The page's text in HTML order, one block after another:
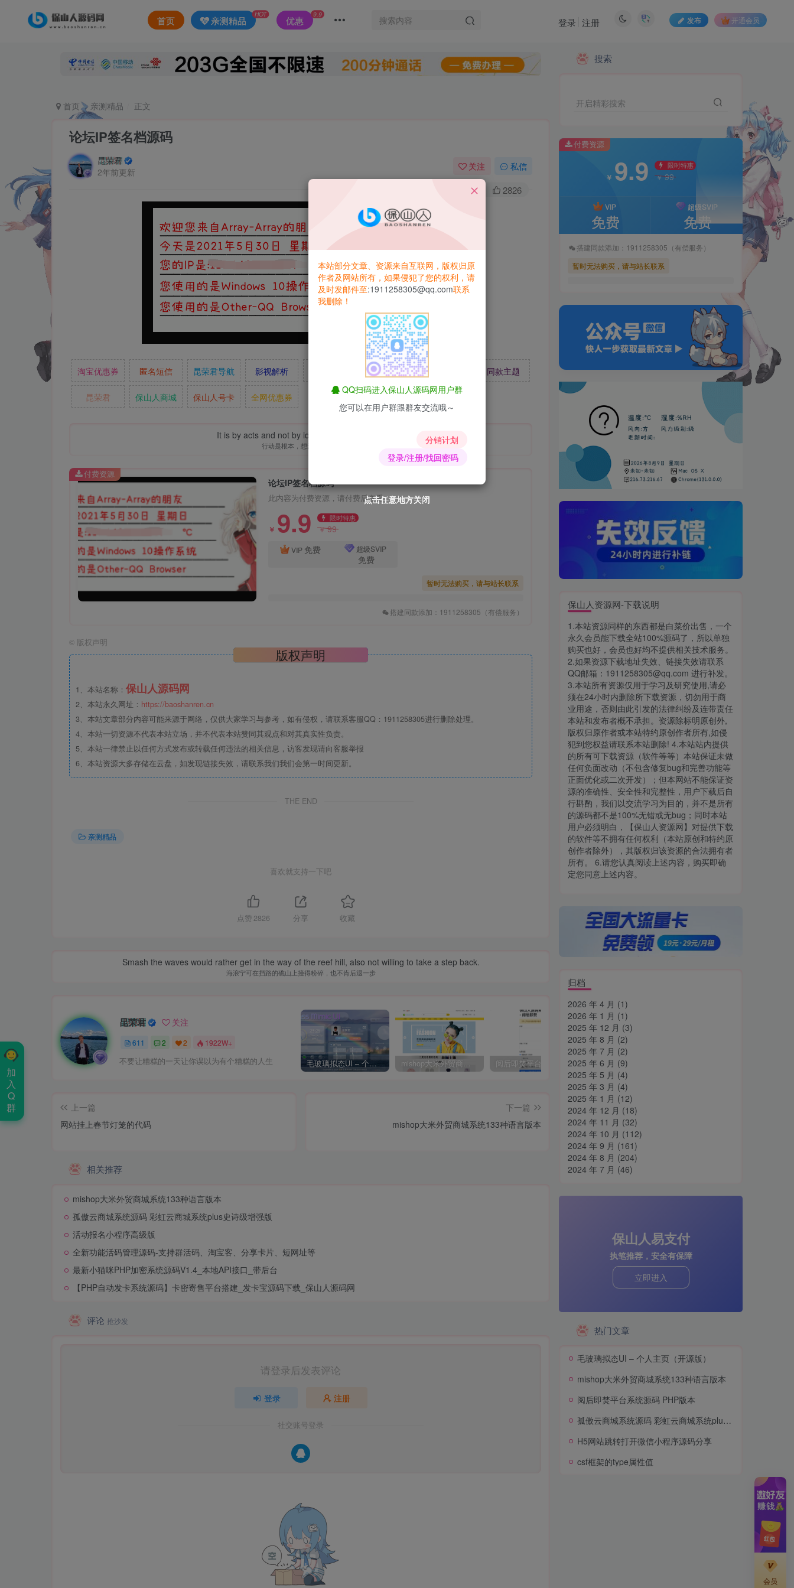
首页 亲测精品
HOT
优惠
9.9
发布 开通会员
登录 注册
首页 亲测精品 正文
论坛IP签名档源码
昆荣君
2年前更新
关注 私信
3.4W+ 2826
淘宝优惠券 匿名短信 昆荣君导航 影视解析 爱情辅导 同款主题
昆荣君 保山人商城 保山人号卡 全网优惠券
It is by acts and not by ideas that people live.
行动是根本，想法锦上添花
论坛IP签名档源码
此内容为付费资源，请付费后查看
￥ 9.9 限时特惠
￥99
VIP 免费 超级SVIP
免费
暂时无法购买，请与站长联系
搭建同款添加：1911258305（有偿服务）
付费资源
© 版权声明
版权声明
1、本站名称： 保山人源码网
2、本站永久网址： https://baoshanren.cn
3、本站文章部分内容可能来源于网络，仅供大家学习与参考，如有侵权，请联系客服QQ：1911258305进行删除处理。
4、本站一切资源不代表本站立场，并不代表本站赞同其观点和对其真实性负责。
5、本站一律禁止以任何方式发布或转载任何违法的相关信息，访客发现请向客服举报
6、本站资源大多存储在云盘，如发现链接失效，请联系我们我们会第一时间更新。
THE END
亲测精品
喜欢就支持一下吧
点赞 2826 分享 收藏
Smash the waves would rather get in the way of the reef hill, also not willing to take a step back.
海浪宁可在挡路的礁山上撞得粉碎，也不肯后退一步
昆荣君 关注
611 2 2 1922W+
不要让糟糕的一天让你误以为有个糟糕的人生 毛玻璃拟态UI – 个人主页（开源版） mishop大米外贸商城系统133种语言版本 阅后即焚平台系统源码 PHP版本
上一篇
网站挂上春节灯笼的代码
下一篇
mishop大米外贸商城系统133种语言版本
相关推荐
mishop大米外贸商城系统133种语言版本
孤傲云商城系统源码 彩虹云商城系统plus史诗级增强版
活动报名小程序高级版
全新功能活码管理源码-支持群活码、淘宝客、分享卡片、短网址等
最新小猫咪PHP加密系统源码V1.4_本地API接口_带后台
【PHP自动发卡系统源码】卡密寄售平台搭建_发卡宝源码下载_保山人源码网
评论 抢沙发
请登录后发表评论
登录 注册
社交账号登录
付费资源
免费 免费
搭建同款添加：1911258305（有偿服务）
暂时无法购买，请与站长联系
搜索
开启精彩搜索
付费资源
￥ 9.9 限时特惠
￥99
VIP
免费
超级SVIP
免费
搭建同款添加：1911258305（有偿服务）
暂时无法购买，请与站长联系
保山人资源网-下载说明
1.本站资源同样的东西都是白菜价出售，一个
永久会员能下载全站100%源码了，所以单独
购买也好，会员也好均不提供相关技术服务。
2.如果资源下载地址失效、链接失效请联系
QQ邮箱：1911258305@qq.com 进行补发。
3.本站所有资源仅用于学习及研究使用,请必
须在24小时内删除所下载资源，切勿用于商
业用途，否则由此引发的法律纠纷及连带责任
本站和发布者概不承担。资源除标明原创外,
版权归原作者或本站特约原创作者所有,如侵
犯到您权益请联系本站删除! 4.本站站内提供
的所有可下载资源（软件等等）本站保证未做
任何负面改动（不包含修复bug和完善功能等
正面优化或二次开发）；但本网站不能保证资
源的准确性、安全性和完整性，用户下载后自
行斟酌，我们以交流学习为目的，并不是所有
的源码都不是100%无错或无bug；同时本站
用户必须明白，【保山人资源网】对提供下载
的软件等不拥有任何权利（本站原创和特约原
创作者除外），其版权归该资源的合法拥有者
所有。 6.请您认真阅读上述内容，购买即确
定您同意上述内容。
归档
2026 年 4 月 (1)
2026 年 1 月 (1)
2025 年 12 月 (3)
2025 年 8 月 (2)
2025 年 7 月 (2)
2025 年 6 月 (9)
2025 年 5 月 (4)
2025 年 3 月 (4)
2025 年 1 月 (12)
2024 年 12 月 (18)
2024 年 11 月 (32)
2024 年 10 月 (112)
2024 年 9 月 (161)
2024 年 8 月 (204)
2024 年 7 月 (46)
保山人易支付
执笔推荐，安全有保障
立即进入
热门文章
毛玻璃拟态UI – 个人主页（开源版）
mishop大米外贸商城系统133种语言版本
阅后即焚平台系统源码 PHP版本
孤傲云商城系统源码 彩虹云商城系统plus史诗级增强版
H5网站跳转打开微信小程序源码分享
csf框架的type属性值
点击任意地方关闭
点击任意地方关闭
点击任意地方关闭
点击任意地方关闭
点击任意地方关闭
点击任意地方关闭
点击任意地方关闭
本站部分文章、资源来自互联网，版权归原
作者及网站所有，如果侵犯了您的权利，请
及时发邮件至:1911258305@qq.com联系
我删除！
QQ扫码进入保山人源码网用户群
您可以在用户群跟群友交流哦～
分销计划
登录/注册/找回密码
会员
加
入
Q
群